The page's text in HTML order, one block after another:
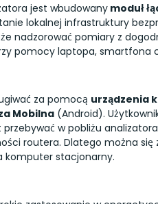
jest wbudowany moduł
lokalnej infrastruktury
nadzorować pomiary z
pomocy laptopa, smartfona
za pomocą urządzenia
Mobilna (Android).
w pobliżu
routera. Dlatego można się
komputer stacjonarny.